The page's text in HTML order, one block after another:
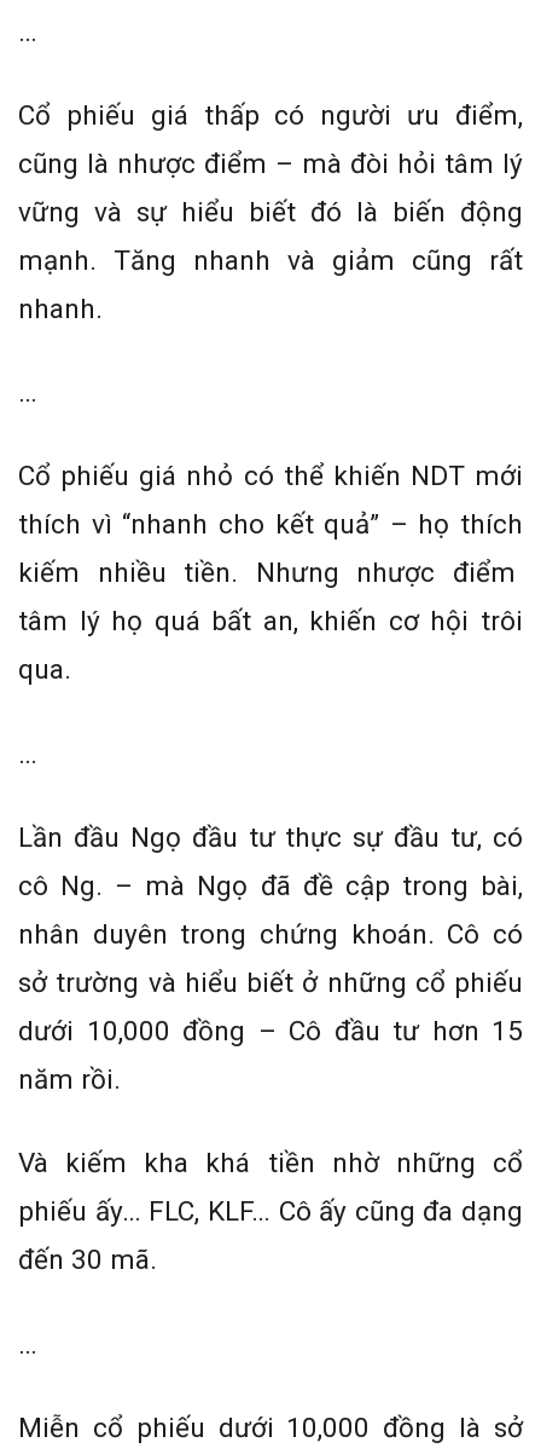
…
Cổ phiếu giá thấp có người ưu điểm,
cũng là nhược điểm – mà đòi hỏi tâm lý
vững và sự hiểu biết đó là biến động
mạnh. Tăng nhanh và giảm cũng rất
nhanh.
…
Cổ phiếu giá nhỏ có thể khiến NDT mới
thích vì “nhanh cho kết quả” – họ thích
kiếm nhiều tiền. Nhưng nhược điểm
tâm lý họ quá bất an, khiến cơ hội trôi
qua.
…
Lần đầu Ngọ đầu tư thực sự đầu tư, có
cô Ng. – mà Ngọ đã đề cập trong bài,
nhân duyên trong chứng khoán. Cô có
sở trường và hiểu biết ở những cổ phiếu
dưới 10,000 đồng – Cô đầu tư hơn 15
năm rồi.
Và kiếm kha khá tiền nhờ những cổ
phiếu ấy… FLC, KLF… Cô ấy cũng đa dạng
đến 30 mã.
…
Miễn cổ phiếu dưới 10,000 đồng là sở